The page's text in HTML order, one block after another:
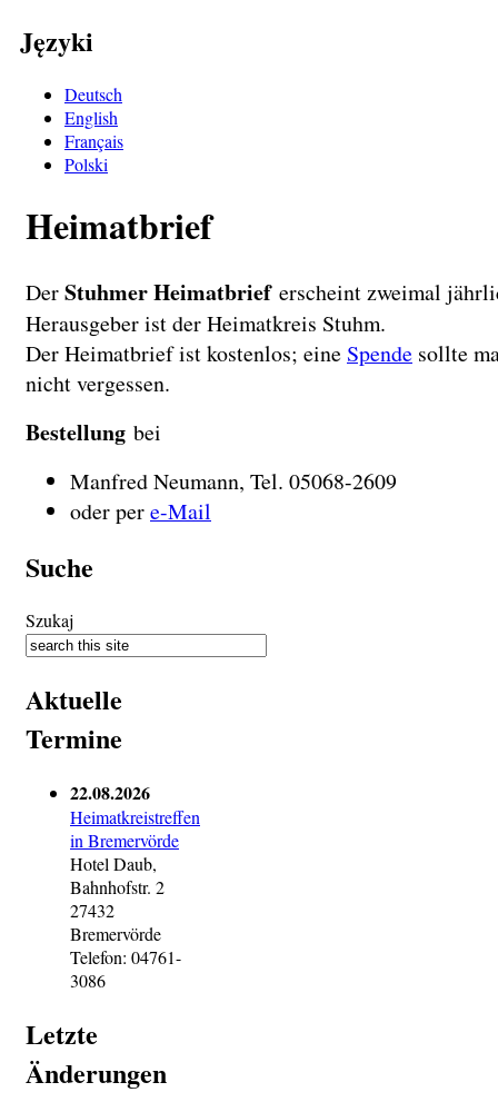
Języki
Deutsch
English
Français
Polski
Heimatbrief
DerStuhmer Heimatbrieferscheint zweimal
Herausgeber ist der Heimatkreis Stuhm.
Der Heimatbrief ist kostenlos; eineSpende sollte
nicht vergessen.
Bestellung bei
Manfred Neumann, Tel. 05068-2609
oder pere-Mail
Suche
Szukaj
Aktuelle
Termine
22.08.2026
Heimatkreistreffen
in Bremervörde
Hotel Daub,
Bahnhofstr. 2
27432
Bremervörde
Telefon: 04761-
3086
Letzte
Änderungen